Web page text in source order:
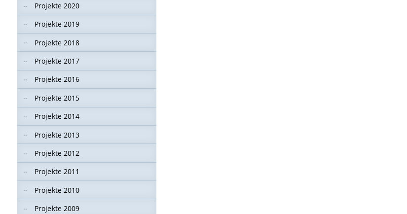
Projekte 2020
Projekte 2019
Projekte 2018
Projekte 2017
Projekte 2016
Projekte 2015
Projekte 2014
Projekte 2013
Projekte 2012
Projekte 2011
Projekte 2010
Projekte 2009